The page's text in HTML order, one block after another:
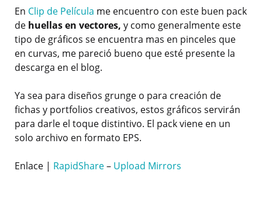
En Clip de Película me encuentro con este buen pack
de huellas en vectores, y como generalmente este
tipo de gráficos se encuentra mas en pinceles que
en curvas, me pareció bueno que esté presente la
descarga en el blog.
Ya sea para diseños grunge o para creación de
fichas y portfolios creativos, estos gráficos servirán
para darle el toque distintivo. El pack viene en un
solo archivo en formato EPS.
Enlace | RapidShare– Upload Mirrors